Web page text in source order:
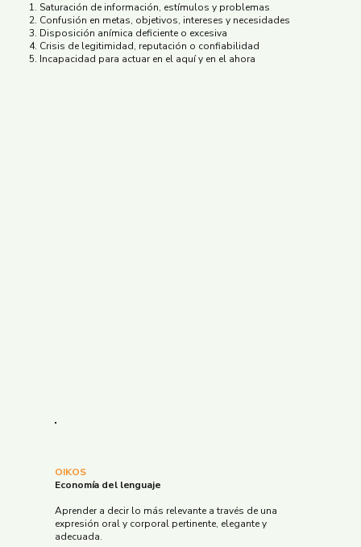
Aprender a decir lo más relevante a través de una
expresión oral y corporal pertinente, elegante y
adecuada.
OIKOS
Economía del lenguaje
1. Saturación de información, estímulos y problemas
2. Confusión en metas, objetivos, intereses y necesidades
3. Disposición anímica deficiente o excesiva
4. Crisis de legitimidad, reputación o confiabilidad
5. Incapacidad para actuar en el aquí y en el ahora